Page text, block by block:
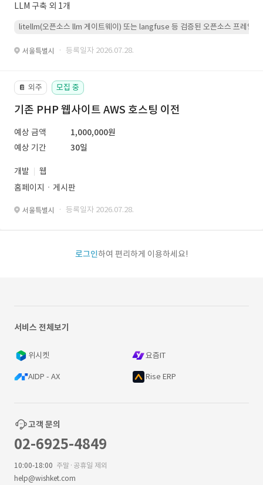
LLM 구축 외 1개
litellm(오픈소스 llm 게이트웨이) 또는 langfuse 등 검증된 오픈소스 프레임워
서울특별시 · 등록일자 2026.07.28.
📔 외주 모집 중
기존 PHP 웹사이트 AWS 호스팅 이전
예상 금액
1,000,000원
예상 기간
30일
개발
웹
홈페이지ㆍ게시판
서울특별시 · 등록일자 2026.07.28.
로그인하여 편리하게 이용하세요!
서비스 전체보기
위시켓 요즘IT
AIDP - AX Rise ERP
고객 문의
02-6925-4849
10:00-18:00 주말·공휴일 제외
help@wishket.com